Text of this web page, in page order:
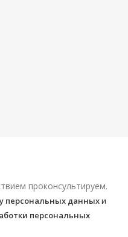
проконсультируем.
персональных данныхи
персональных